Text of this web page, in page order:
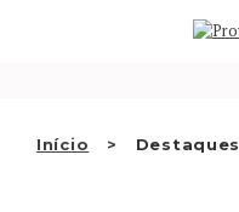
Início Destaques
QUEM SOMOS